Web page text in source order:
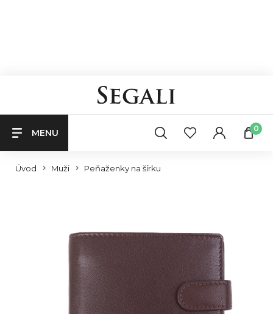
MENU 0
Úvod Muži Peňaženky na šírku